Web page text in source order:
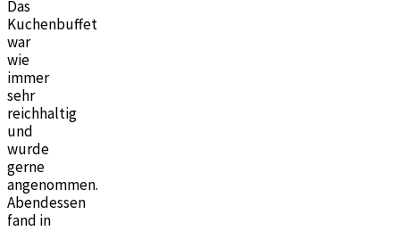
Das
Kuchenbuffet
war
wie
immer
sehr
reichhaltig
und
wurde
gerne
angenommen.
Abendessen
fand in